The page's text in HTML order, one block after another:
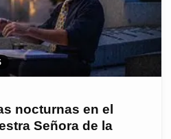
nocturnas en el
Señora de la